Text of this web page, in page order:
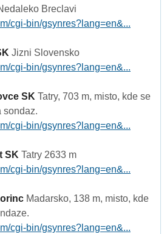
Breclavi
cgi-bin/gsynres?lang=en&...
Jizni Slovensko
cgi-bin/gsynres?lang=en&...
SK Tatry, 703 m, misto, kde se
sondaz.
cgi-bin/gsynres?lang=en&...
SK Tatry 2633 m
cgi-bin/gsynres?lang=en&...
Madarsko, 138 m, misto, kde
cgi-bin/gsynres?lang=en&...